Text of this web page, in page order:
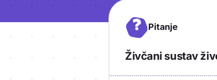
? Pitanje
Živčani sustav